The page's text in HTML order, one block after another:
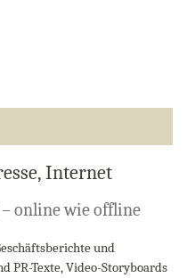
Internet
online wie offline
und
PR-Texte, Video-Storyboards